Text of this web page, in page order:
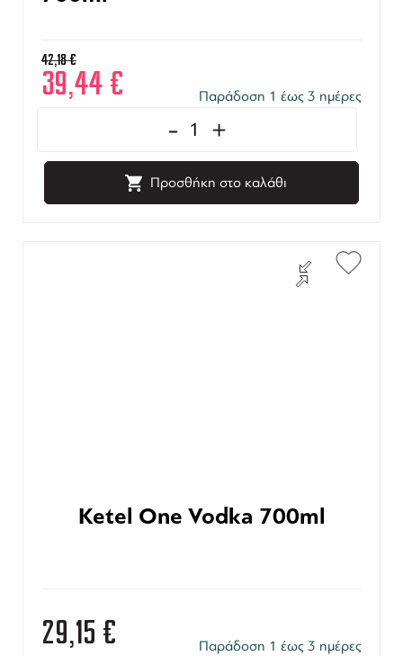
42,18€
39,44€ Παράδοση 1 έως 3 ημέρες
- +
Προσθήκη στο καλάθι
Ketel One Vodka 700ml
29,15 € Παράδοση 1 έως 3 ημέρες